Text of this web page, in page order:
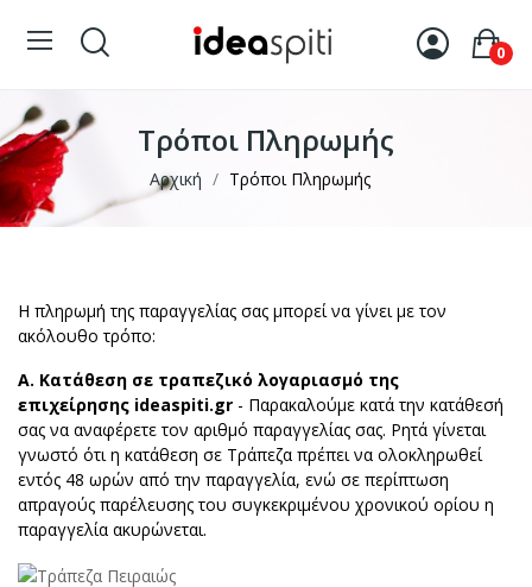
0
Τρόποι Πληρωμής
Αρχική Τρόποι Πληρωμής
Η πληρωμή της παραγγελίας σας μπορεί να γίνει με τον
ακόλουθο τρόπο:
Α. Κατάθεση σε τραπεζικό λογαριασμό της
επιχείρησης ideaspiti.gr - Παρακαλούμε κατά την κατάθεσή
σας να αναφέρετε τον αριθμό παραγγελίας σας. Ρητά γίνεται
γνωστό ότι η κατάθεση σε Τράπεζα πρέπει να ολοκληρωθεί
εντός 48 ωρών από την παραγγελία, ενώ σε περίπτωση
απραγούς παρέλευσης του συγκεκριμένου χρονικού ορίου η
παραγγελία ακυρώνεται.